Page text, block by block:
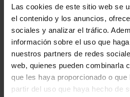
Las cookies de este sitio web se
el contenido y los anuncios,
sociales y analizar el tráfico.
información sobre el uso que
nuestros partners de redes
web, quienes pueden combinarla
que les haya proporcionado o que
partir del uso que haya hecho de
importantes, ya que minimizan el
tanto, reducen la propagación de
evitar el uso manual, estas
significativamente el riesgo de
entre pacientes, personal médico
facilitan unacirculación fluiday
esencial en áreas de alto tráfico,
quirófanos o salas de espera,